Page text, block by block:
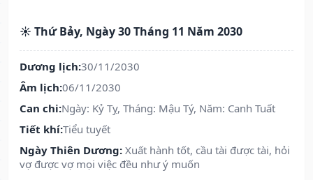
☀️ Thứ Bảy, Ngày 30 Tháng 11 Năm 2030
Dương lịch:30/11/2030
Âm lịch:06/11/2030
Can chi:Ngày: Kỷ Tỵ, Tháng: Mậu Tý, Năm: Canh Tuất
Tiết khí:Tiểu tuyết
Ngày Thiên Dương: Xuất hành tốt, cầu tài được tài, hỏi
vợ được vợ mọi việc đều như ý muốn